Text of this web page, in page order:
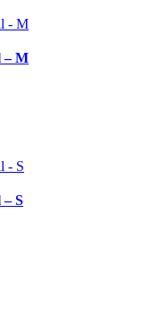
– M
– S